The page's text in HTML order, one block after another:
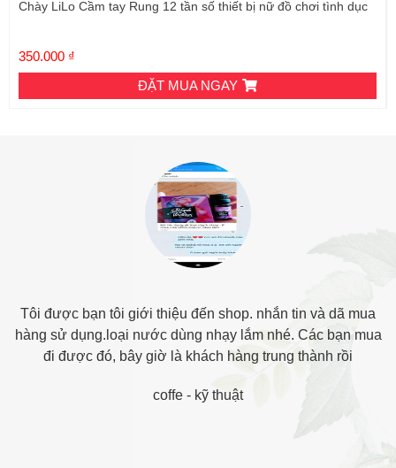
Chày LiLo Cầm tay Rung 12 tần số thiết bị nữ đồ chơi tình dục
350.000 ₫
ĐẶT MUA NGAY
Tôi được bạn tôi giới thiệu đến shop. nhắn tin và dã mua
hàng sử dụng.loại nước dùng nhạy lắm nhé. Các bạn mua
đi được đó, bây giờ là khách hàng trung thành rồi
coffe - kỹ thuật